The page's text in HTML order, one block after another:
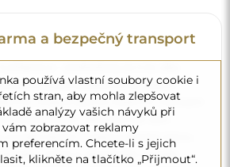
a bezpečný transport
zcela bezpečně do vašich
Disponujeme vlastním vozovým
personálem, díky čemuž vám
zrcadlo dorazí v neporušeném stavu,
I když si objednáte zrcadlo
používá vlastní soubory cookie i
stran, aby mohla zlepšovat
analýzy vašich návyků při
zobrazovat reklamy
preferencím. Chcete-li s jejich
klikněte na tlačítko „Přijmout“.